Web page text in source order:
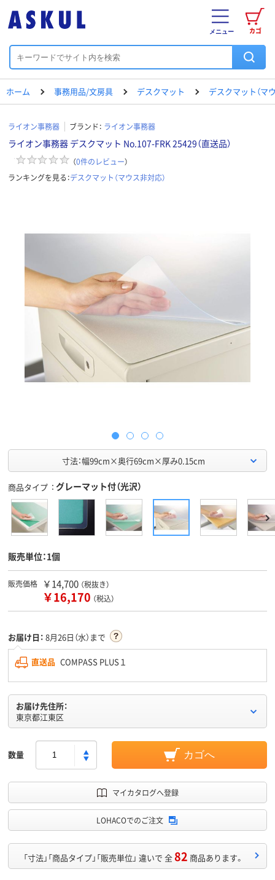
カゴ
メニュー
ホーム 事務用品/文房具 デスクマット デスクマット（マ
ライオン事務器 ブランド： ライオン事務器
ライオン事務器 デスクマット No.107-FRK 25429（直送品）
（0件のレビュー）
ランキングを見る：デスクマット（マウス非対応）
寸法：幅99cm×奥行69cm×厚み0.15cm
商品タイプ グレーマット付（光沢）
販売単位：1個
販売価格 ￥14,700 （税抜き）
￥16,170 （税込）
お届け日： 8月26日（水）まで
直送品 COMPASS PLUS１
お届け先住所：
東京都江東区
数量 カゴへ
マイカタログへ登録
LOHACOでのご注文
「寸法」「商品タイプ」「販売単位」 違いで 全82 商品あります。